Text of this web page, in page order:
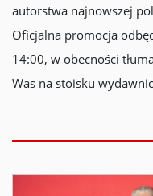
autorstwa najnowszej
Oficjalna promocja
14:00, w obecności
Was na stoisku